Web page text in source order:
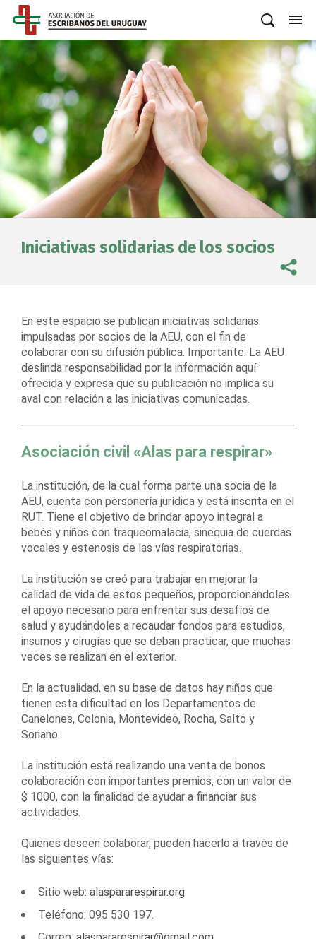
Iniciativas solidarias de los socios
En este espacio se publican iniciativas solidarias
impulsadas por socios de la AEU, con el fin de
colaborar con su difusión pública. Importante: La AEU
deslinda responsabilidad por la información aquí
ofrecida y expresa que su publicación no implica su
aval con relación a las iniciativas comunicadas.
Asociación civil «Alas para respirar»
La institución, de la cual forma parte una socia de la
AEU, cuenta con personería jurídica y está inscrita en el
RUT. Tiene el objetivo de brindar apoyo integral a
bebés y niños con traqueomalacia, sinequia de cuerdas
vocales y estenosis de las vías respiratorias.
La institución se creó para trabajar en mejorar la
calidad de vida de estos pequeños, proporcionándoles
el apoyo necesario para enfrentar sus desafíos de
salud y ayudándoles a recaudar fondos para estudios,
insumos y cirugías que se deban practicar, que muchas
veces se realizan en el exterior.
En la actualidad, en su base de datos hay niños que
tienen esta dificultad en los Departamentos de
Canelones, Colonia, Montevideo, Rocha, Salto y
Soriano.
La institución está realizando una venta de bonos
colaboración con importantes premios, con un valor de
$ 1000, con la finalidad de ayudar a financiar sus
actividades.
Quienes deseen colaborar, pueden hacerlo a través de
las siguientes vías:
Sitio web: alaspararespirar.org
Teléfono: 095 530 197.